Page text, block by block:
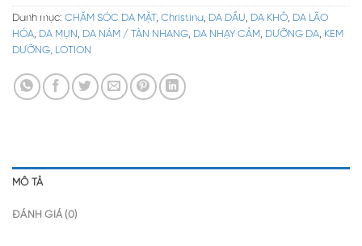
Danh mục: CHĂM SÓC DA MẶT, Christina, DA DẦU, DA KHÔ, DA LÃO
HÓA, DA MỤN , DA NÁM / TÀN NHANG, DA NHẠY CẢM, DƯỠNG DA, KEM
DƯỠNG, LOTION
MÔ TẢ
ĐÁNH GIÁ (0)